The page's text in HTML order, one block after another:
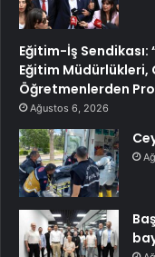
Eğitim-İş Sendikası:
Eğitim Müdürlükleri,
Öğretmenlerden
Ağustos 6, 2026